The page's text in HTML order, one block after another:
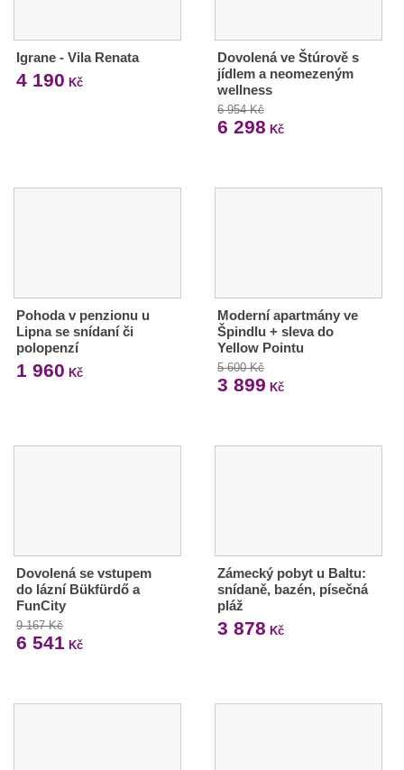
Igrane - Vila Renata
4 190 Kč
Dovolená ve Štúrově s
jídlem a neomezeným
wellness
6 954 Kč
6 298 Kč
Pohoda v penzionu u
Lipna se snídaní či
polopenzí
1 960 Kč
Moderní apartmány ve
Špindlu + sleva do
Yellow Pointu
5 600 Kč
3 899 Kč
Dovolená se vstupem
do lázní Bükfürdő a
FunCity
9 167 Kč
6 541 Kč
Zámecký pobyt u Baltu:
snídaně, bazén, písečná
pláž
3 878 Kč